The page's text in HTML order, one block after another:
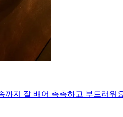
까지 잘 배어 촉촉하고 부드러